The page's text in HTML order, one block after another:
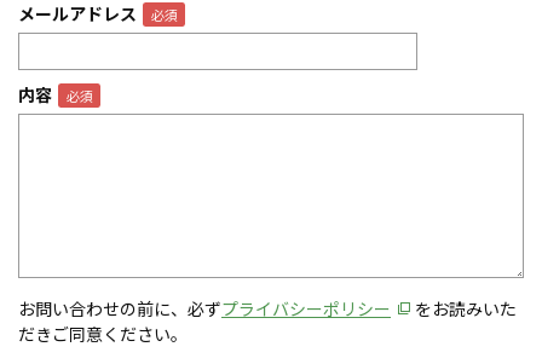
メールアドレス
内容
お問い合わせの前に、必ずプライバシーポリシー
をお読みいた
だきご同意ください。